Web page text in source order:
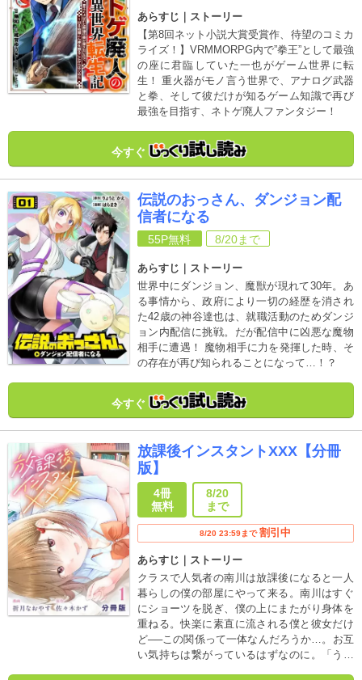
あらすじ｜ストーリー
【第8回ネット小説大賞受賞作、待望のコミカ
ライズ！】VRMMORPG内で”拳王”として最強
の座に君臨していた一也がゲーム世界に転
生！ 重火器がモノ言う世界で、アナログ武器
と拳、そして彼だけが知るゲーム知識で再び
最強を目指す、ネトゲ廃人ファンタジー！
今すぐ
伝説のおっさん、ダンジョン配
信者になる
55P無料 8/20まで
あらすじ｜ストーリー
世界中にダンジョン、魔獣が現れて30年。あ
る事情から、政府により一切の経歴を消され
た42歳の神谷達也は、就職活動のためダンジ
ョン内配信に挑戦。だが配信中に凶悪な魔物
相手に遭遇！ 魔物相手に力を発揮した時、そ
の存在が再び知られることになって…！？
今すぐ
放課後インスタントXXX【分冊
版】
4冊
無料
8/20
まで
8/20 23:59まで 割引中
あらすじ｜ストーリー
クラスで人気者の南川は放課後になると一人
暮らしの僕の部屋にやって来る。南川はすぐ
にショーツを脱ぎ、僕の上にまたがり身体を
重ねる。快楽に素直に流される僕と彼女だけ
ど──この関係って一体なんだろうか…。お互
い気持ちは繋がっているはずなのに。「うち